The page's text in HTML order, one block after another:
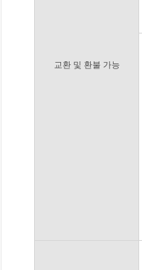
교환 및 환불 가능